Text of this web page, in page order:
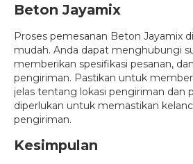
Beton Jayamix
Proses pemesanan Beton Jayamix
mudah. Anda dapat menghubungi
memberikan spesifikasi pesanan,
pengiriman. Pastikan untuk
jelas tentang lokasi pengiriman dan
diperlukan untuk memastikan
pengiriman.
Kesimpulan